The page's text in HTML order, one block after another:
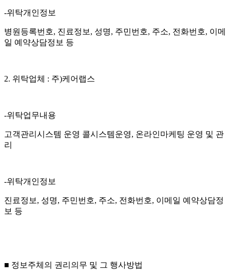
-위탁개인정보
병원등록번호, 진료정보, 성명, 주민번호, 주소, 전화번호, 이메
일 예약상담정보 등
2. 위탁업체 : 주)케어랩스
-위탁업무내용
고객관리시스템 운영 콜시스템운영, 온라인마케팅 운영 및 관
리
-위탁개인정보
진료정보, 성명, 주민번호, 주소, 전화번호, 이메일 예약상담정
보 등
■ 정보주체의 권리의무 및 그 행사방법